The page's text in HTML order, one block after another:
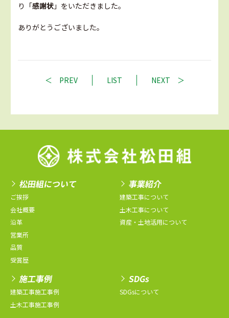
り「感謝状 」をいただきました。
ありがとうございました。
PREV LIST NEXT
松田組について
ご挨拶
会社概要
沿革
営業所
品質
受賞歴
事業紹介
建築工事について
土木工事について
資産・土地活用について
施工事例
建築工事施工事例
土木工事施工事例
SDGs
SDGsについて